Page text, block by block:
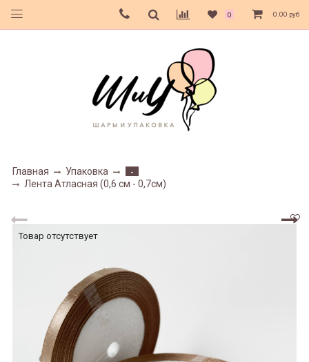
0 0.00 руб
Главная Упаковка
-
Лента Атласная (0,6 см - 0,7см)
Товар отсутствует